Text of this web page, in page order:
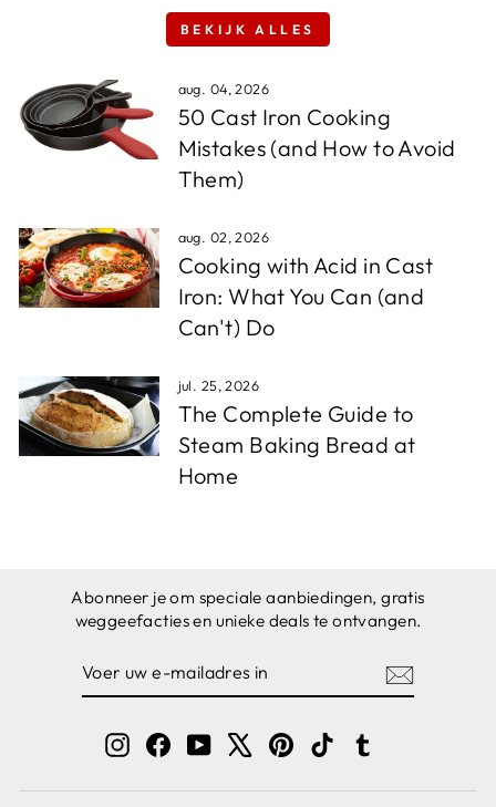
BEKIJK ALLES
aug. 04, 2026
50 Cast Iron Cooking
Mistakes (and How to Avoid
Them)
aug. 02, 2026
Cooking with Acid in Cast
Iron: What You Can (and
Can't) Do
jul. 25, 2026
The Complete Guide to
Steam Baking Bread at
Home
Abonneer je om speciale aanbiedingen, gratis
weggeefacties en unieke deals te ontvangen.
InstagramFacebook
YouTube Pinterest
TikTok